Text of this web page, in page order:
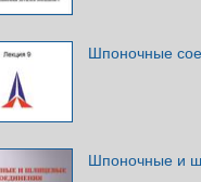
Шпоночные
Шпоночные и